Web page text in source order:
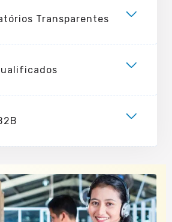
Transparentes